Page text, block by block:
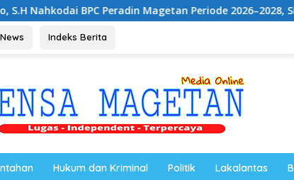
Peradin Magetan Periode 2026–2028, Siap Perkuat
Indeks Berita
Hukum dan Kriminal Politik Lakalantas